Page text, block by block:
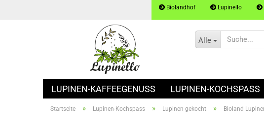
Biolandhof Lupinello
Alle
LUPINEN-KAFFEEGENUSS LUPINEN-KOCHSPASS
Startseite » Lupinen-Kochspass » Lupinen gekocht » Bioland